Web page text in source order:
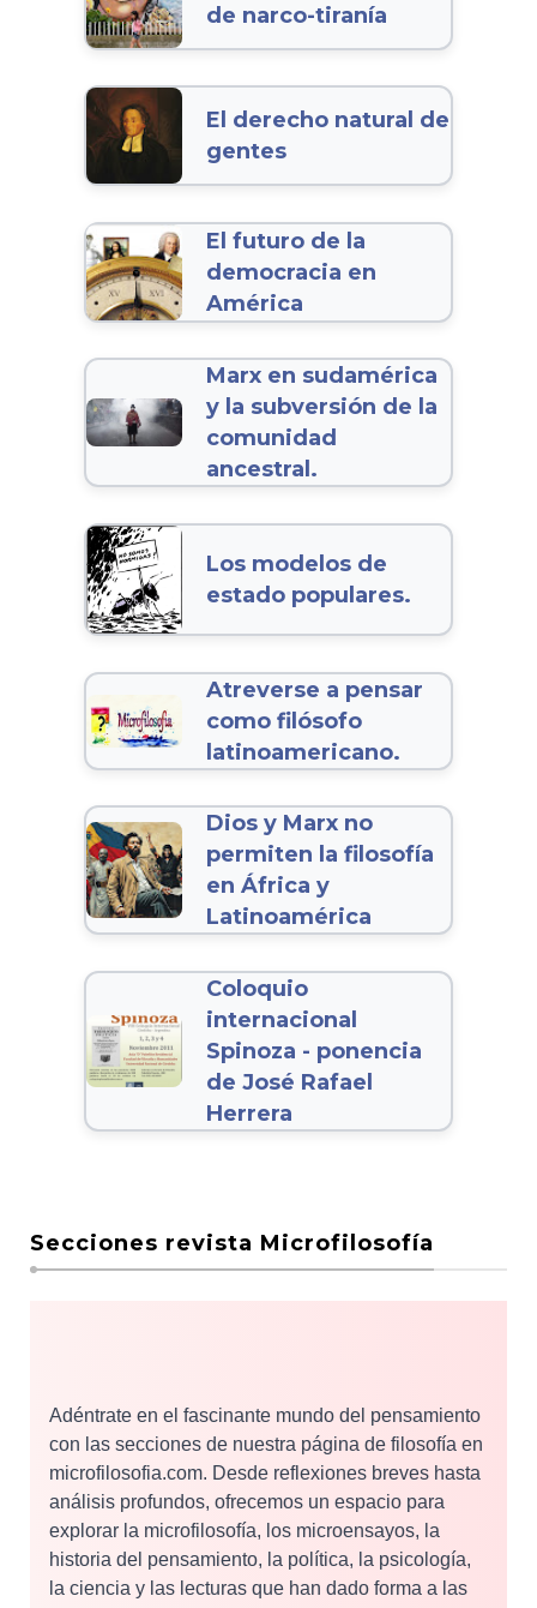
de narco-tiranía
El derecho natural de
gentes
El futuro de la
democracia en
América
Marx en sudamérica
y la subversión de la
comunidad
ancestral.
Los modelos de
estado populares.
Atreverse a pensar
como filósofo
latinoamericano.
Dios y Marx no
permiten la filosofía
en África y
Latinoamérica
Coloquio
internacional
Spinoza - ponencia
de José Rafael
Herrera
Secciones revista Microfilosofía
Adéntrate en el fascinante mundo del pensamiento
con las secciones de nuestra página de filosofía en
microfilosofia.com. Desde reflexiones breves hasta
análisis profundos, ofrecemos un espacio para
explorar la microfilosofía, los microensayos, la
historia del pensamiento, la política, la psicología,
la ciencia y las lecturas que han dado forma a las